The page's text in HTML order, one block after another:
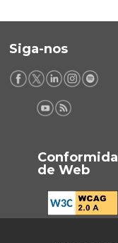
Siga-nos
Conformida
de Web